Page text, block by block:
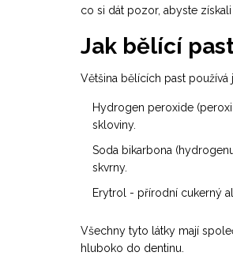
co si dát pozor, abyste
Jak bělící
Většina bělících past
Hydrogen peroxide
skloviny.
Soda bikarbona
skvrny.
Erytrol
- přírodní cukerný
Všechny tyto látky mají
hluboko do dentinu.